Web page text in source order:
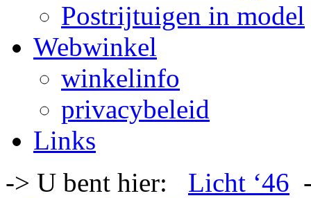
Postrijtuigen in model
Webwinkel
winkelinfo
privacybeleid
Links
-> U bent hier: Licht ‘46